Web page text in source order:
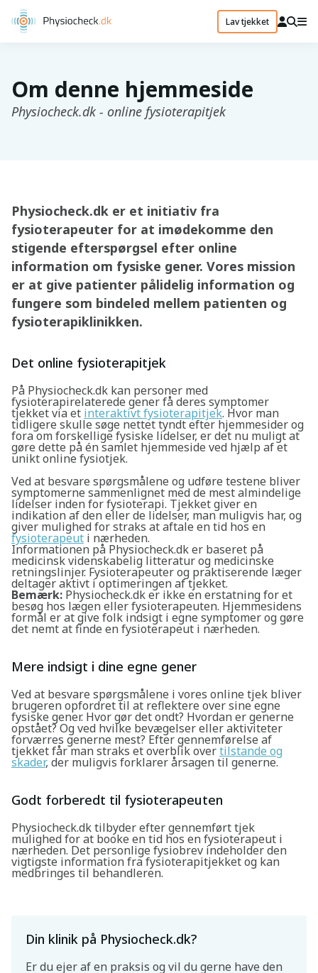
Lav tjekket
Om denne hjemmeside
Physiocheck.dk - online fysioterapitjek
Physiocheck.dk er et initiativ fra
fysioterapeuter for at imødekomme den
stigende efterspørgsel efter online
information om fysiske gener. Vores mission
er at give patienter pålidelig information og
fungere som bindeled mellem patienten og
fysioterapiklinikken.
Det online fysioterapitjek
På Physiocheck.dk kan personer med
fysioterapirelaterede gener få deres symptomer
tjekket via et interaktivt fysioterapitjek. Hvor man
tidligere skulle søge nettet tyndt efter hjemmesider og
fora om forskellige fysiske lidelser, er det nu muligt at
gøre dette på én samlet hjemmeside ved hjælp af et
unikt online fysiotjek.
Ved at besvare spørgsmålene og udføre testene bliver
symptomerne sammenlignet med de mest almindelige
lidelser inden for fysioterapi. Tjekket giver en
indikation af den eller de lidelser, man muligvis har, og
giver mulighed for straks at aftale en tid hos en
fysioterapeut i nærheden.
Informationen på Physiocheck.dk er baseret på
medicinsk videnskabelig litteratur og medicinske
retningslinjer. Fysioterapeuter og praktiserende læger
deltager aktivt i optimeringen af tjekket.
Bemærk: Physiocheck.dk er ikke en erstatning for et
besøg hos lægen eller fysioterapeuten. Hjemmesidens
formål er at give folk indsigt i egne symptomer og gøre
det nemt at finde en fysioterapeut i nærheden.
Mere indsigt i dine egne gener
Ved at besvare spørgsmålene i vores online tjek bliver
brugeren opfordret til at reflektere over sine egne
fysiske gener. Hvor gør det ondt? Hvordan er generne
opstået? Og ved hvilke bevægelser eller aktiviteter
forværres generne mest? Efter gennemførelse af
tjekket får man straks et overblik overtilstande og
skader, der muligvis forklarer årsagen til generne.
Godt forberedt til fysioterapeuten
Physiocheck.dk tilbyder efter gennemført tjek
mulighed for at booke en tid hos en fysioterapeut i
nærheden. Det personlige fysiobrev indeholder den
vigtigste information fra fysioterapitjekket og kan
medbringes til behandleren.
Din klinik på Physiocheck.dk?
Er du ejer af en praksis og vil du gerne have den